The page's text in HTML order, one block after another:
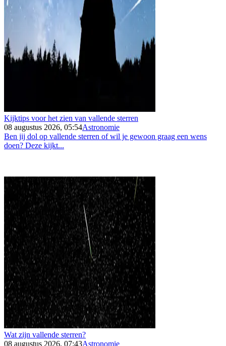
Kijktips voor het zien van vallende sterren
08 augustus 2026, 05:54Astronomie
Ben jij dol op vallende sterren of wil je gewoon graag een wens
doen? Deze kijkt...
Wat zijn vallende sterren?
08 augustus 2026, 07:43Astronomie